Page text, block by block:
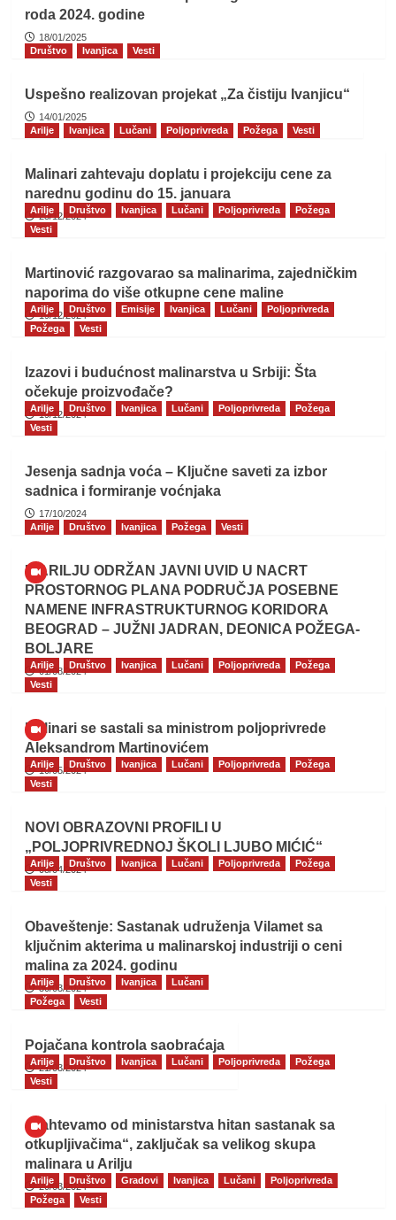
roda 2024. godine
18/01/2025
Društvo
Ivanjica Vesti
Uspešno realizovan projekat „Za čistiju Ivanjicu“
14/01/2025
Arilje
Ivanjica Lučani Poljoprivreda Požega Vesti
Malinari zahtevaju doplatu i projekciju cene za
narednu godinu do 15. januara
23/12/2024
Arilje Društvo Ivanjica Lučani Poljoprivreda
Požega
Vesti
Martinović razgovarao sa malinarima, zajedničkim
naporima do više otkupne cene maline
19/12/2024
Arilje Društvo Emisije Ivanjica Lučani
Poljoprivreda
Požega
Vesti
Izazovi i budućnost malinarstva u Srbiji: Šta
očekuje proizvođače?
19/12/2024
Arilje Društvo Ivanjica Lučani Poljoprivreda
Požega
Vesti
Jesenja sadnja voća – Ključne saveti za izbor
sadnica i formiranje voćnjaka
17/10/2024
Arilje
Društvo Ivanjica Požega Vesti
U ARILJU ODRŽAN JAVNI UVID U NACRT
PROSTORNOG PLANA PODRUČJA POSEBNE
NAMENE INFRASTRUKTURNOG KORIDORA
BEOGRAD – JUŽNI JADRAN, DEONICA POŽEGA-
BOLJARE
01/08/2024
Arilje Društvo Ivanjica Lučani Poljoprivreda
Požega
Vesti
Malinari se sastali sa ministrom poljoprivrede
Aleksandrom Martinovićem
10/05/2024
Arilje Društvo Ivanjica Lučani Poljoprivreda
Požega
Vesti
NOVI OBRAZOVNI PROFILI U
„POLJOPRIVREDNOJ ŠKOLI LJUBO MIĆIĆ“
08/04/2024
Arilje Društvo Ivanjica Lučani Poljoprivreda
Požega
Vesti
Obaveštenje: Sastanak udruženja Vilamet sa
ključnim akterima u malinarskoj industriji o ceni
malina za 2024. godinu
30/03/2024
Arilje Društvo Ivanjica
Lučani
Požega
Vesti
Pojačana kontrola saobraćaja
21/03/2024
Arilje Društvo Ivanjica Lučani Poljoprivreda
Požega
Vesti
„Zahtevamo od ministarstva hitan sastanak sa
otkupljivačima“, zaključak sa velikog skupa
malinara u Arilju
20/03/2024
Arilje Društvo Gradovi Ivanjica Lučani
Poljoprivreda
Požega
Vesti